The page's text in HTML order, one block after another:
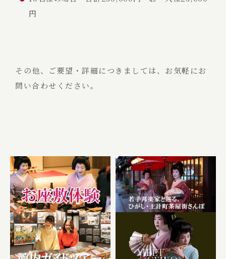
円
その他、ご要望・詳細につきましては、お気軽にお
問い合わせください。